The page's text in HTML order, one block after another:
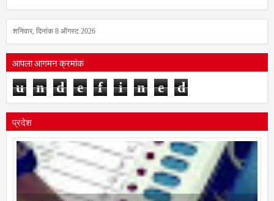
शनिवार, दिनांक 8 ऑगस्ट 2026
आपला आगमन क्रमांक
u n d e f i n e d
प्रदेश